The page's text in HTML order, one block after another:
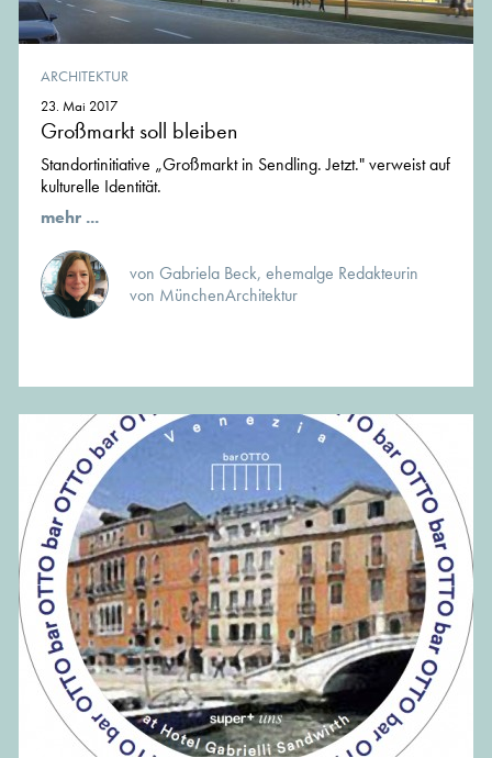
ARCHITEKTUR
23. Mai 2017
Großmarkt soll bleiben
Standortinitiative „Großmarkt in Sendling. Jetzt." verweist auf
kulturelle Identität.
mehr ...
von Gabriela Beck, ehemalge Redakteurin
von MünchenArchitektur